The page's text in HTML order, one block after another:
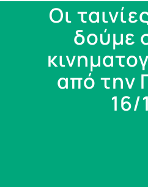
Οι
δούμε
από την
16/